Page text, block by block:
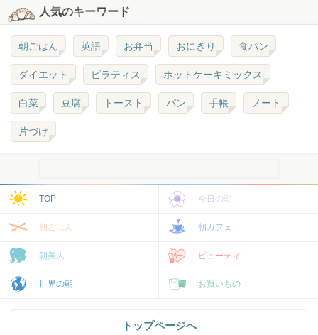
人気のキーワード
朝ごはん 英語 お弁当 おにぎり 食パン
ダイエット ピラティス ホットケーキミックス
白菜 豆腐 トースト パン 手帳 ノート
片づけ
TOP 今日の朝
朝ごはん 朝カフェ
朝美人 ビューティ
世界の朝 お買いもの
トップページへ